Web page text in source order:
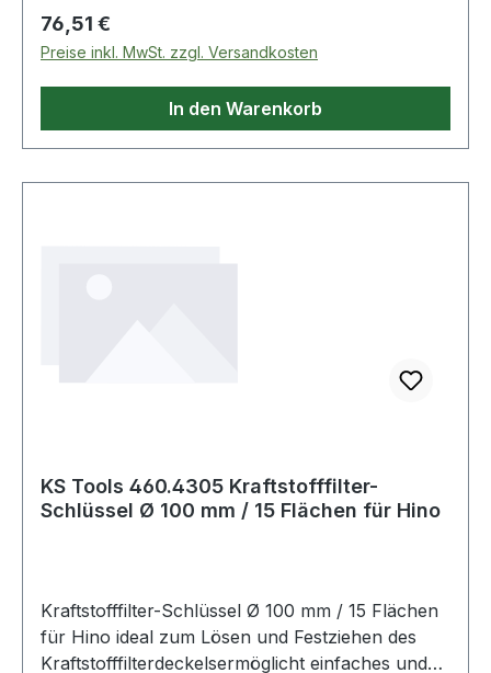
OberflächeSpezial-
WerkzeugstahlAnwendungsgebiete: Fuso 6,5 7,7
t und Isuzu 7,5 t Weitere Produkte im Bereich
Kraftstofffilter-Schlüssel Ø 100 mm / 12
Regulärer Preis:
76,51 €
Preise inkl. MwSt. zzgl. Versandkosten
In den Warenkorb
KS Tools 460.4305 Kraftstofffilter-
Schlüssel Ø 100 mm / 15 Flächen für Hino
Kraftstofffilter-Schlüssel Ø 100 mm / 15 Flächen
für Hino ideal zum Lösen und Festziehen des
Kraftstofffilterdeckelsermöglicht einfaches und